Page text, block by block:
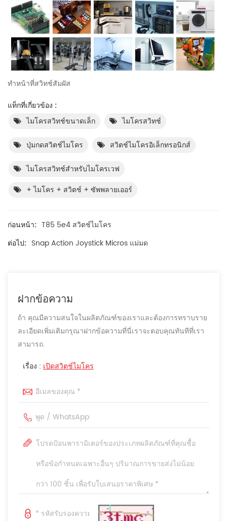
ทำหน้าที่สวิทช์สัมผัส
แท็กที่เกี่ยวข้อง :
ไมโครสวิทช์ขนาดเล็ก
ไมโครสวิทช์
ปุ่มกดสวิตช์ไมโคร สวิตช์ไมโครอิเล็กทรอนิกส์
ไมโครสวิทช์สำหรับไมโครเวฟ
+ ไมโคร + สวิตช์ + ซัพพลายเออร์
ก่อนหน้า: T85 5e4 สวิตช์ไมโคร
ต่อไป: Snap Action Joystick Micros แม่มด
ฝากข้อความ
ถ้า คุณมีความสนใจในผลิตภัณฑ์ของเราและต้องการทราบราย
ละเอียดเพิ่มเติมกรุณาฝากข้อความที่นี่เราจะตอบคุณทันทีที่เรา
สามารถ.
เรื่อง : เปิดสวิตช์ไมโคร